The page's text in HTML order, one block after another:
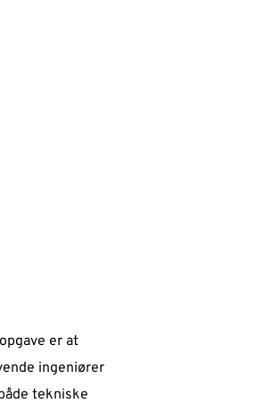
er at
ingeniører
tekniske